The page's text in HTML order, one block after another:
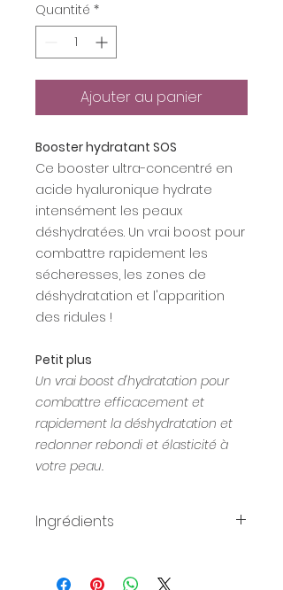
Quantité *
Ajouter au panier
Booster hydratant SOS
Ce booster ultra-concentré en
acide hyaluronique hydrate
intensément les peaux
déshydratées. Un vrai boost pour
combattre rapidement les
sécheresses, les zones de
déshydratation et l'apparition
des ridules !
Petit plus
Un vrai boost d'hydratation pour
combattre efficacement et
rapidement la déshydratation et
redonner rebondi et élasticité à
votre peau.
Ingrédients
spécialement formulés sans